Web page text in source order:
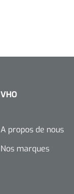
VHO
A propos de nous
Nos marques